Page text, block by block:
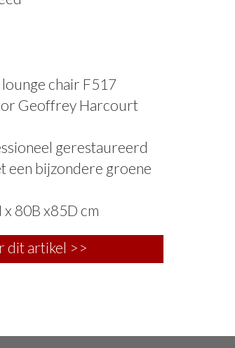
chair F517
Geoffrey Harcourt
gerestaureerd
een bijzondere groene
80B x85D cm
dit artikel >>